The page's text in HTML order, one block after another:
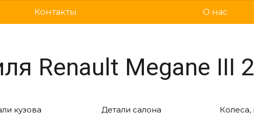
Контакты О нас
Renault Megane III
кузова Детали салона